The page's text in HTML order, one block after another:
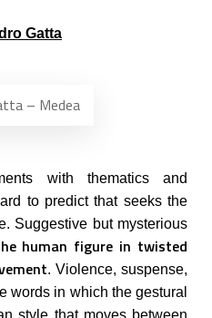
Gatta
– Medea
with thematics and
to predict that seeks the
Suggestive but mysterious
human figure in twisted
. Violence, suspense,
words in which the gestural
style that moves between